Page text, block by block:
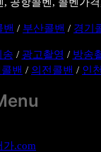
밴 / 부산콜밴 / 경기
송 / 광고촬영 / 방송
밴 / 의전콜밴 / 인
가.com